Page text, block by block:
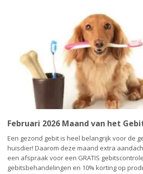
Februari 2026 Maand van het
Een gezond gebit is heel belangrijk voor de
huisdier! Daarom deze maand extra
een afspraak voor een GRATIS
gebitsbehandelingen en 10% korting op